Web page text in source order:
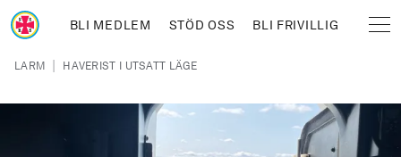
Hoppa till huvudinnehåll
BLI MEDLEM STÖD OSS BLI FRIVILLIG
Länkstig
LARM | HAVERIST I UTSATT LÄGE